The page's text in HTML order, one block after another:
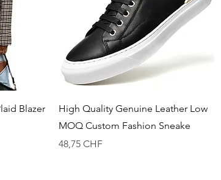
Blazer
Vista rápida
High Quality Genuine Leather Low
MOQ Custom Fashion Sneake
Precio
48,75 CHF